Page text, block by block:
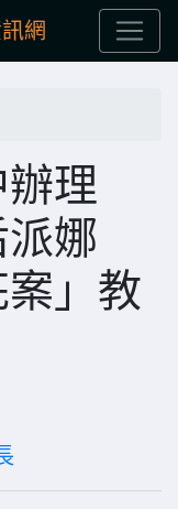
網
理
派娜
」教